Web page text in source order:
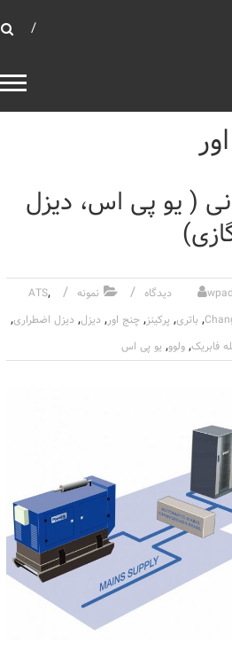
( یو پی اس، دیزل
نمونه ATS,
, باتری, پرکینز, چنج اور, دیزل, دیزل اضطراری,
فابریک, ولوو, یو پی اس